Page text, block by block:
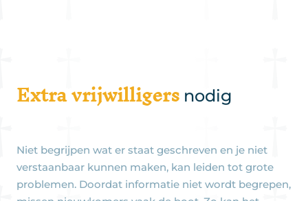
Extra vrijwilligers nodig
Niet begrijpen wat er staat geschreven en je niet
verstaanbaar kunnen maken, kan leiden tot grote
problemen. Doordat informatie niet wordt begrepen,